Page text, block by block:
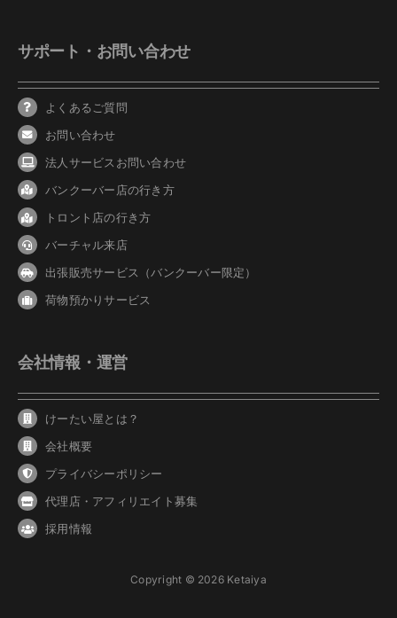
サポート・お問い合わせ
よくあるご質問
お問い合わせ
法人サービスお問い合わせ
バンクーバー 店の行き方
トロント店の行き方
バーチャル来店
出張販売サービス（バンクーバー限定）
荷物預かりサービス
会社情報・運営
けーたい屋とは？
会社概要
プライバシーポリシー
代理店・アフィリエイト募集
採用情報
Copyright © 2026 Ketaiya